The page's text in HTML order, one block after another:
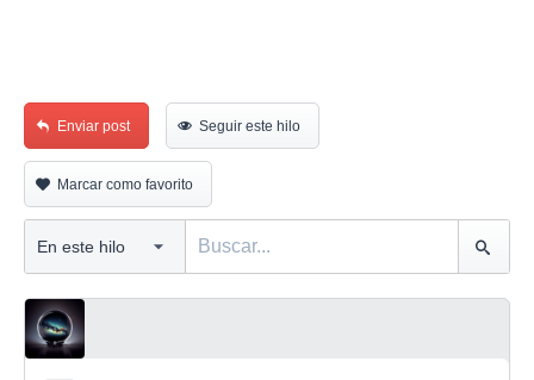
Enviar post Seguir este hilo
Marcar como favorito